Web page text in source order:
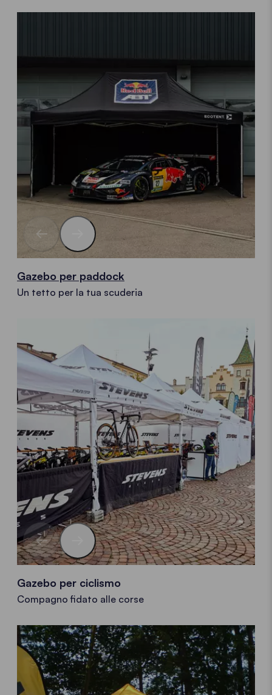
Gazebo per paddock
Un tetto per la tua scuderia
Gazebo per ciclismo
Compagno fidato alle corse